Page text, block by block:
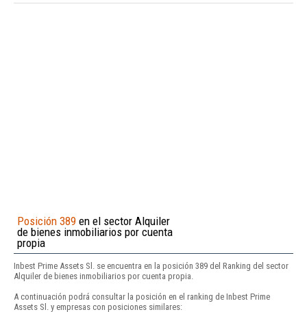
Posición 389 en el sector Alquiler
de bienes inmobiliarios por cuenta
propia
Inbest Prime Assets Sl. se encuentra en la posición 389 del Ranking del sector
Alquiler de bienes inmobiliarios por cuenta propia.
A continuación podrá consultar la posición en el ranking de Inbest Prime
Assets Sl. y empresas con posiciones similares: